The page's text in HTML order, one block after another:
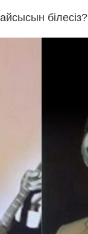
білесіз?